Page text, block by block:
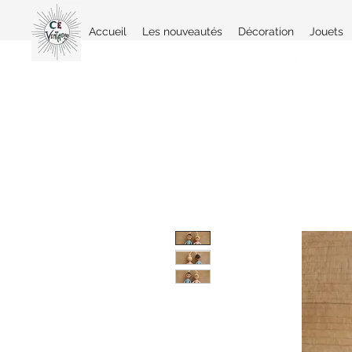
Accueil Les nouveautés Décoration Jouets